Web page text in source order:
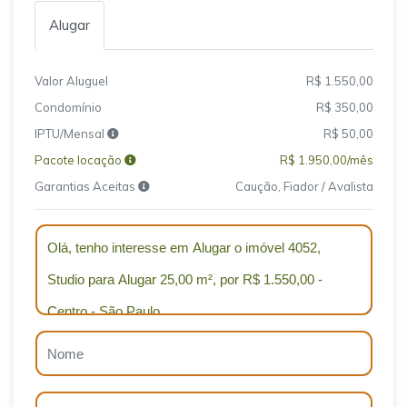
Alugar
Valor Aluguel
R$ 1.550,00
Condomínio
R$ 350,00
IPTU/Mensal
R$ 50,00
Pacote locação
R$ 1.950,00/mês
Garantias Aceitas
Caução, Fiador / Avalista
Qual o melhor dia e horário pra você?